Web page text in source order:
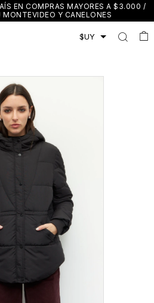
EN COMPRAS MAYORES A $3.000 /
MONTEVIDEO Y CANELONES